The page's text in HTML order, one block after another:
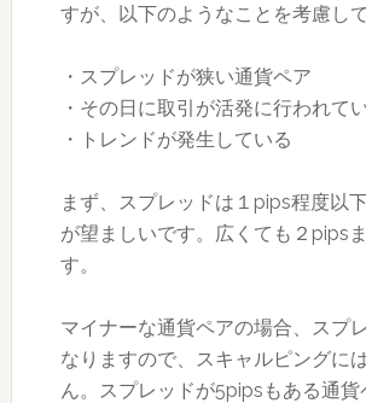
すが、以下のようなことを考慮し
・スプレッドが狭い通貨ペア
・その日に取引が活発に行われて
・トレンドが発生している
まず、スプレッドは１pips程度以
が望ましいです。広くても２pips
す。
マイナーな通貨ペアの場合、スプ
なりますので、スキャルピングに
ん。スプレッドが5pipsもある通貨